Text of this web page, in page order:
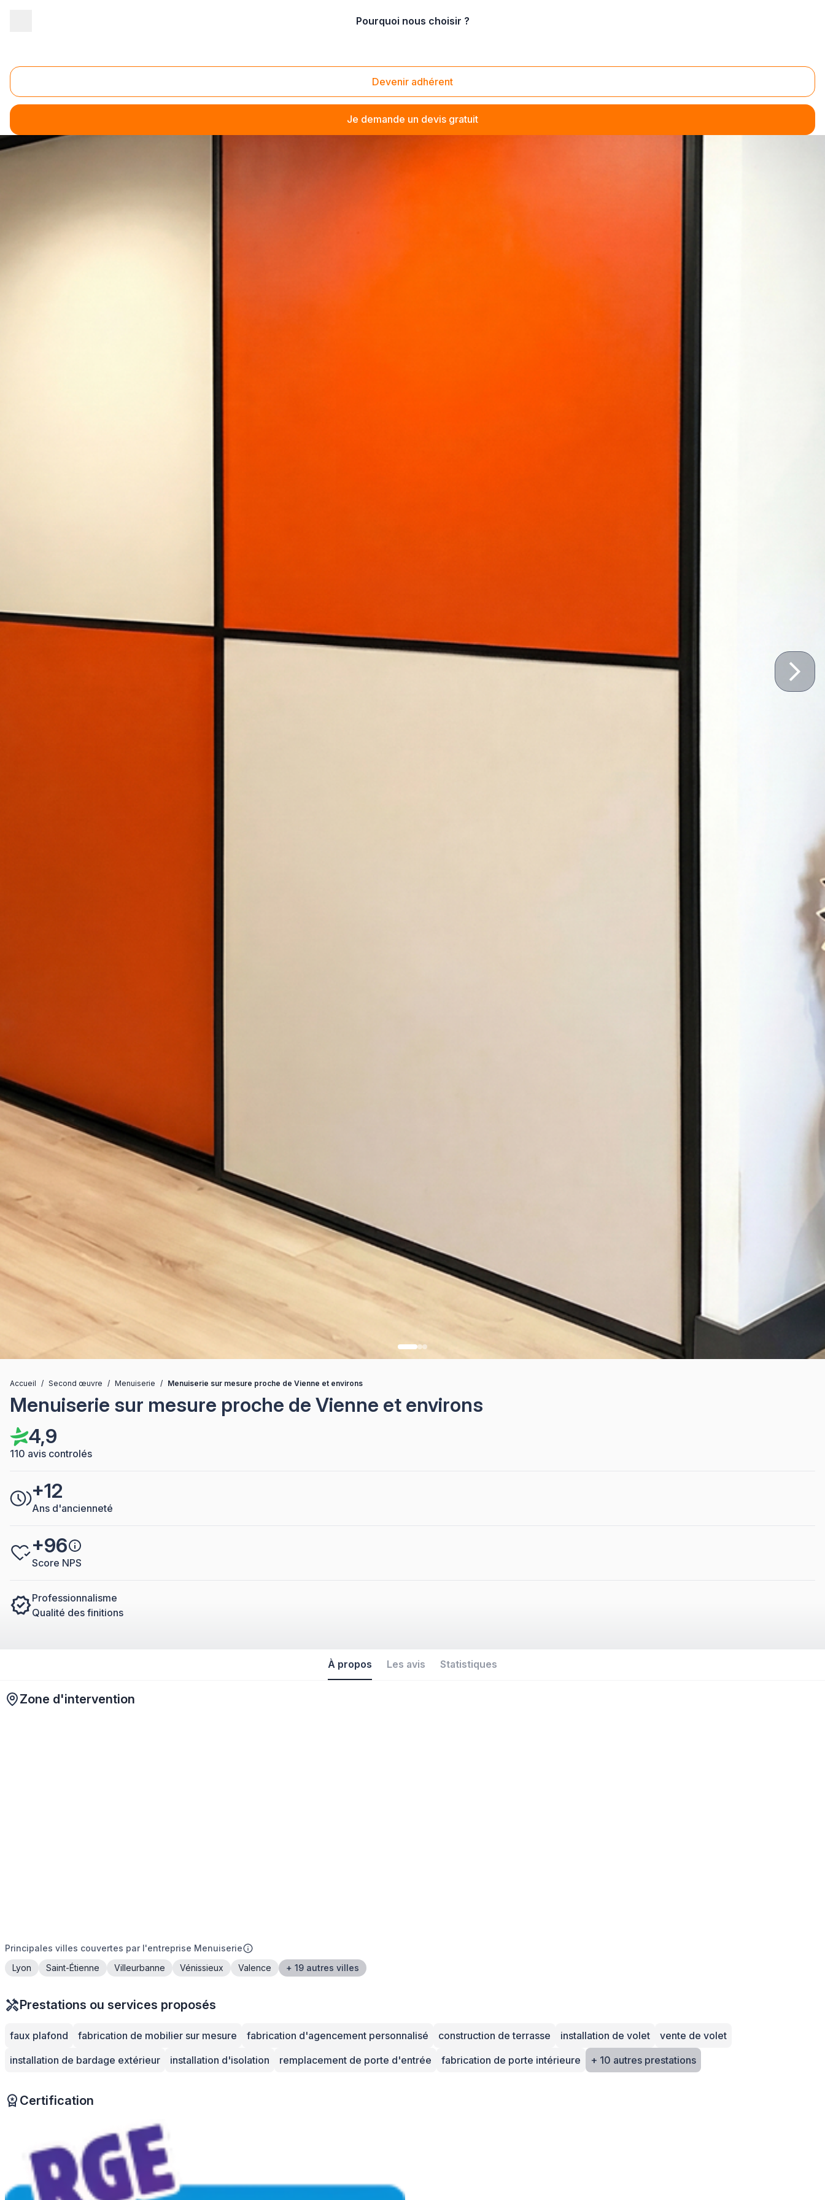
Pourquoi nous choisir ?
Devenir adhérent
Je demande un devis gratuit
Accueil / Second œuvre / Menuiserie / Menuiserie sur mesure proche de Vienne et environs
Menuiserie sur mesure proche de Vienne et environs
4,9
110 avis controlés
+12
Ans d'ancienneté
+96
Score NPS
Professionnalisme
Qualité des finitions
À propos Les avis Statistiques
Zone d'intervention
Principales villes couvertes par l'entreprise Menuiserie
Lyon
Saint-Étienne Villeurbanne Vénissieux Valence + 19 autres villes
Prestations ou services proposés
faux plafond fabrication de mobilier sur mesure fabrication d'agencement personnalisé construction de terrasse installation de volet
vente de volet
installation de bardage extérieur
installation d'isolation remplacement de porte d'entrée fabrication de porte intérieure + 10 autres prestations
Certification